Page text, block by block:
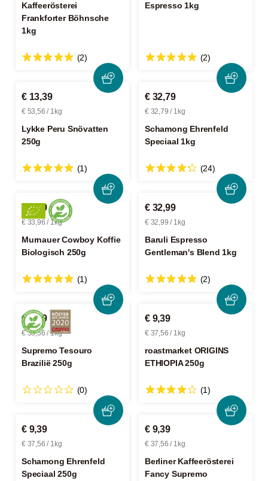
Kaffeerösterei
Frankforter Böhnsche
1kg
(2)
Espresso 1kg
(2)
€ 13,39
€ 53,56 / 1kg
Lykke Peru Snövatten
250g
(1)
€ 32,79
€ 32,79 / 1kg
Schamong Ehrenfeld
Speciaal 1kg
(24)
€ 8,49
€ 33,96 / 1kg
Murnauer Cowboy Koffie
Biologisch 250g
(1)
€ 32,99
€ 32,99 / 1kg
Baruli Espresso
Gentleman's Blend 1kg
(2)
€ 8,89
€ 35,56 / 1kg
Supremo Tesouro
Brazilië 250g
(0)
€ 9,39
€ 37,56 / 1kg
roastmarket ORIGINS
ETHIOPIA 250g
(1)
€ 9,39
€ 37,56 / 1kg
Schamong Ehrenfeld
Speciaal 250g
€ 9,39
€ 37,56 / 1kg
Berliner Kaffeerösterei
Fancy Supremo